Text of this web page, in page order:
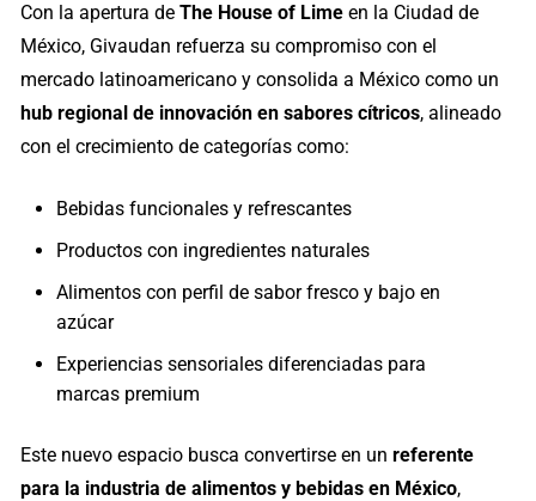
Con la apertura deThe House of Lime en la Ciudad de
México, Givaudan refuerza su compromiso con el
mercado latinoamericano y consolida a México como un
hub regional de innovación en sabores cítricos, alineado
con el crecimiento de categorías como:
Bebidas funcionales y refrescantes
Productos con ingredientes naturales
Alimentos con perfil de sabor fresco y bajo en
azúcar
Experiencias sensoriales diferenciadas para
marcas premium
Este nuevo espacio busca convertirse en unreferente
para la industria de alimentos y bebidas en México,